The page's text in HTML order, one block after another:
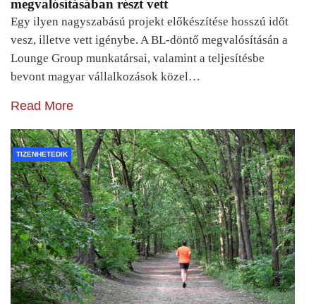
megvalósításában részt vett
Egy ilyen nagyszabású projekt előkészítése hosszú időt
vesz, illetve vett igénybe. A BL-döntő megvalósításán a
Lounge Group munkatársai, valamint a teljesítésbe
bevont magyar vállalkozások közel…
Read More
TIZENHETEDIK